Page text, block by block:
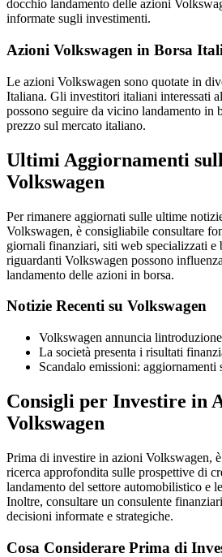
docchio landamento delle azioni
informate sugli investimenti.
Azioni Volkswagen in Borsa
Le azioni Volkswagen sono quotate in
Italiana. Gli investitori italiani interessati
possono seguire da vicino landamento in
prezzo sul mercato italiano.
Ultimi Aggiornamenti
Volkswagen
Per rimanere aggiornati sulle ultime
Volkswagen, è consigliabile consultare
giornali finanziari, siti web specializzati e
riguardanti Volkswagen possono
landamento delle azioni in borsa.
Notizie Recenti su Volkswagen
Volkswagen annuncia
La società presenta i risultati
Scandalo emissioni: aggiornamenti
Consigli per Investire in
Volkswagen
Prima di investire in azioni Volkswagen,
ricerca approfondita sulle prospettive di
landamento del settore automobilistico e
Inoltre, consultare un consulente
decisioni informate e strategiche.
Cosa Considerare Prima di